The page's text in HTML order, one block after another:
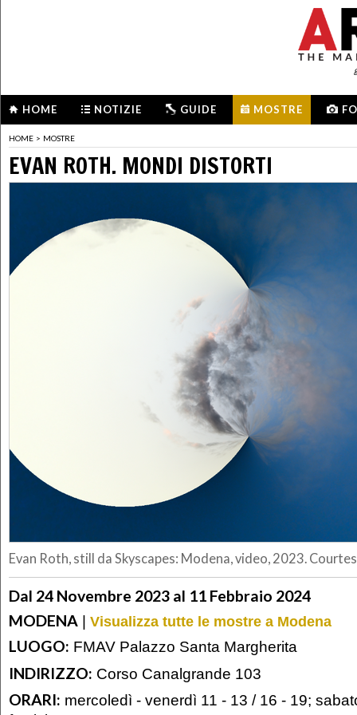
HOME NOTIZIE GUIDE MOSTRE
HOME > MOSTRE
EVAN ROTH. MONDI DISTORTI
Evan Roth, still da Skyscapes: Modena, video, 2023.
Dal 24 Novembre 2023 al 11 Febbraio 2024
MODENA | Visualizza tutte le mostre a Modena
LUOGO: FMAV Palazzo Santa Margherita
INDIRIZZO: Corso Canalgrande 103
ORARI: mercoledì - venerdì 11 - 13 / 16 - 19;